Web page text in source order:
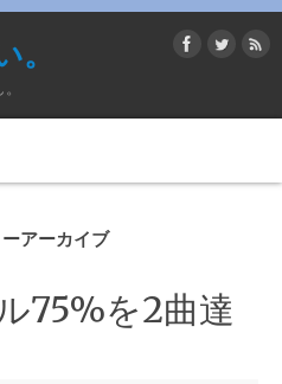
ーアーカイブ
75%を2曲達